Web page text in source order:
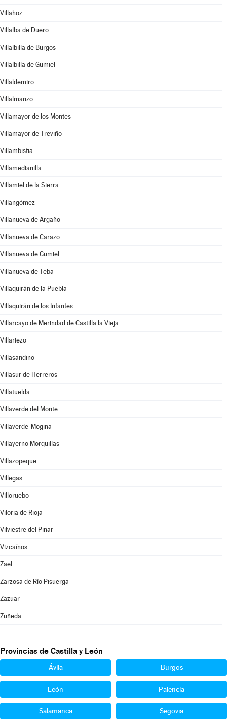
Villahoz
Villalba de Duero
Villalbilla de Burgos
Villalbilla de Gumiel
Villaldemiro
Villalmanzo
Villamayor de los Montes
Villamayor de Treviño
Villambistia
Villamedianilla
Villamiel de la Sierra
Villangómez
Villanueva de Argaño
Villanueva de Carazo
Villanueva de Gumiel
Villanueva de Teba
Villaquirán de la Puebla
Villaquirán de los Infantes
Villarcayo de Merindad de Castilla la Vieja
Villariezo
Villasandino
Villasur de Herreros
Villatuelda
Villaverde del Monte
Villaverde-Mogina
Villayerno Morquillas
Villazopeque
Villegas
Villoruebo
Viloria de Rioja
Vilviestre del Pinar
Vizcaínos
Zael
Zarzosa de Río Pisuerga
Zazuar
Zuñeda
Provincias de Castilla y León
Ávila Burgos
León Palencia
Salamanca Segovia